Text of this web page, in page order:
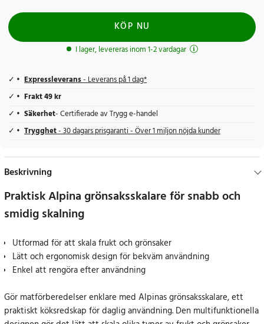
KÖP NU
I lager, levereras inom 1-2 vardagar
Expressleverans- Leverans på 1 dag*
Frakt 49 kr
Säkerhet- Certifierade av Trygg e-handel
Trygghet- 30 dagars prisgaranti - Över 1 miljon nöjda kunder
Beskrivning
Praktisk Alpina grönsaksskalare för snabb och
smidig skalning
Utformad för att skala frukt och grönsaker
Lätt och ergonomisk design för bekväm användning
Enkel att rengöra efter användning
Gör matförberedelser enklare med Alpinas grönsaksskalare, ett
praktiskt köksredskap för daglig användning. Den multifunktionella